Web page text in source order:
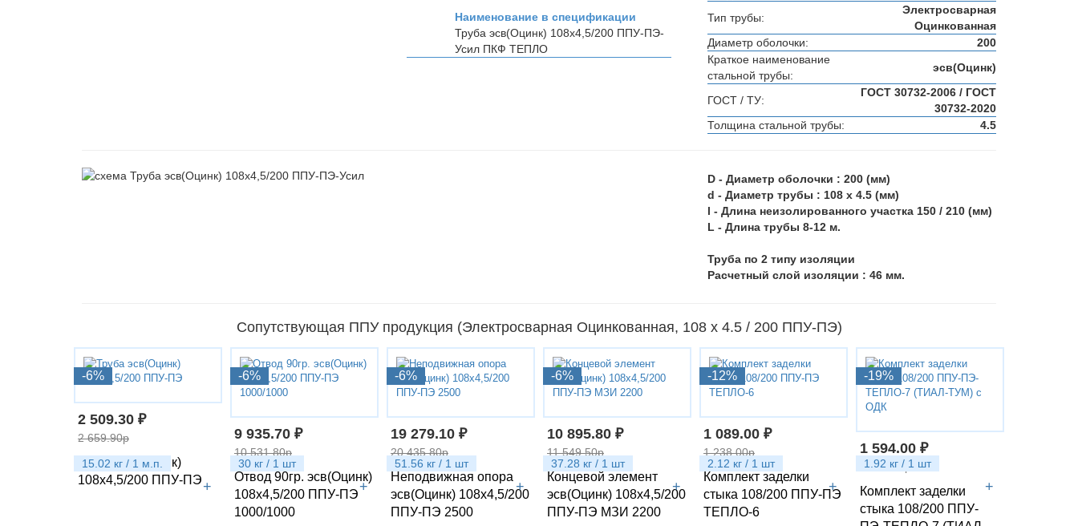
Наименование в спецификации
Труба эсв(Оцинк) 108х4,5/200 ППУ-ПЭ-
Усил ПКФ ТЕПЛО
Тип трубы:
Электросварная
Оцинкованная
Диаметр оболочки:
200
Краткое наименование
стальной трубы:
эсв(Оцинк)
ГОСТ / ТУ:
ГОСТ 30732-2006 / ГОСТ
30732-2020
Толщина стальной трубы:
4.5
D - Диаметр оболочки : 200 (мм)
d - Диаметр трубы : 108 х 4.5 (мм)
l - Длина неизолированного участка 150 / 210 (мм)
L - Длина трубы 8-12 м.
Труба по 2 типу изоляции
Расчетный слой изоляции : 46 мм.
Сопутствующая ППУ продукция (Электросварная Оцинкованная, 108 х 4.5 / 200 ППУ-ПЭ)
-6%
15.02 кг / 1 м.п.
2 509.30 ₽
+
2 659.90р
Труба эсв(Оцинк)
108х4,5/200 ППУ-ПЭ
-6%
30 кг / 1 шт
9 935.70 ₽
+
10 531.80р
Отвод 90гр. эсв(Оцинк)
108х4,5/200 ППУ-ПЭ
1000/1000
-6%
51.56 кг / 1 шт
19 279.10 ₽
+
20 435.80р
Неподвижная опора
эсв(Оцинк) 108х4,5/200
ППУ-ПЭ 2500
-6%
37.28 кг / 1 шт
10 895.80 ₽
+
11 549.50р
Концевой элемент
эсв(Оцинк) 108х4,5/200
ППУ-ПЭ МЗИ 2200
-12%
2.12 кг / 1 шт
1 089.00 ₽
+
1 238.00р
Комплект заделки
стыка 108/200 ППУ-ПЭ
ТЕПЛО-6
-19%
1.92 кг / 1 шт
1 594.00 ₽
+
1 968.00р
Комплект заделки
стыка 108/200 ППУ-